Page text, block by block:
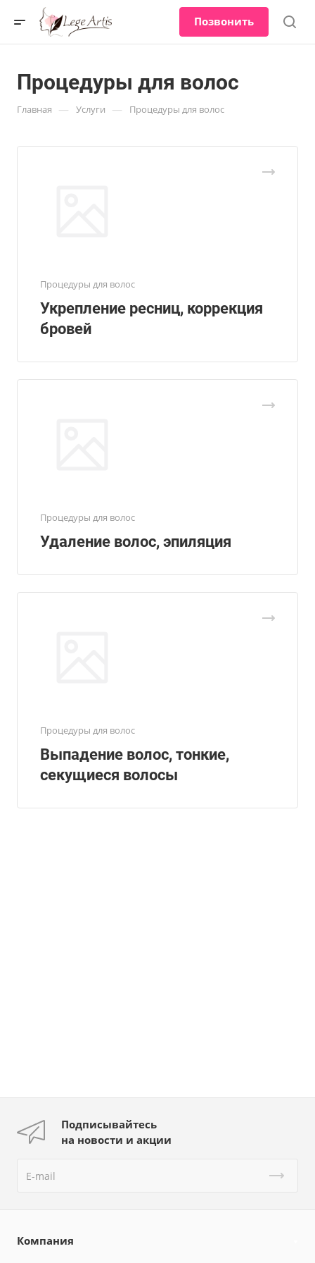
Позвонить
Процедуры для волос
Главная — Услуги — Процедуры для волос
Процедуры для волос
Укрепление ресниц, коррекция
бровей
Процедуры для волос
Удаление волос, эпиляция
Процедуры для волос
Выпадение волос, тонкие,
секущиеся волосы
Подписывайтесь
на новости и акции
Компания